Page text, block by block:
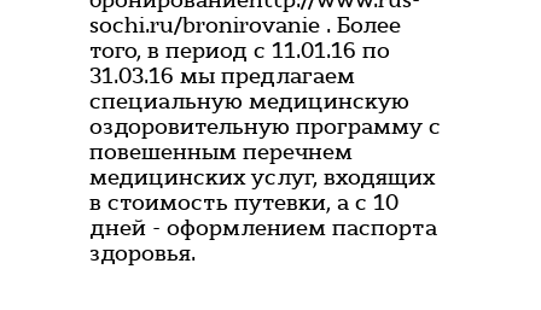
sochi.ru/bronirovanie . Более
того, в период с 11.01.16 по
31.03.16 мы предлагаем
специальную медицинскую
оздоровительную программу с
повешенным перечнем
медицинских услуг, входящих
в стоимость путевки, а с 10
дней - оформлением паспорта
здоровья.